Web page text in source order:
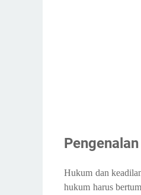
Berikut
Berikut
Berikut
Berikut
Berikut
Berikut
Berikut
Kesimpulan
Pengenalan
Hukum dan
hukum harus